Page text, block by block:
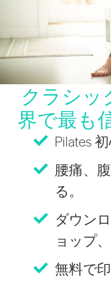
クラシッ
界で最も
Pilates
腰痛、
る。
ダウン
ョップ
無料で